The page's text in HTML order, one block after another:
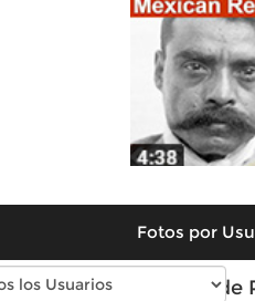
Fotos por
Fotos modernas de